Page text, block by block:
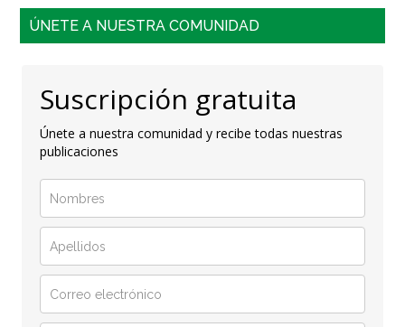
ÚNETE A NUESTRA COMUNIDAD
Suscripción gratuita
Únete a nuestra comunidad y recibe todas nuestras
publicaciones